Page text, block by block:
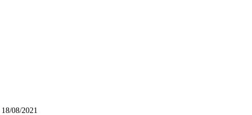
18/08/2021